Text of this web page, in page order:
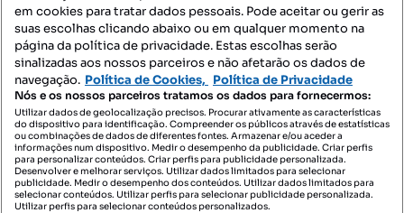
Tipologia
Preço por metro quadrado
Destacado
Century21 Cardeira & Costa 3
Profissional
em cookies para tratar dados pessoais. Pode aceitar ou gerir as
suas escolhas clicando abaixo ou em qualquer momento na
página da política de privacidade. Estas escolhas serão
sinalizadas aos nossos parceiros e não afetarão os dados de
navegação. Política de Cookies, Política de Privacidade
Nós e os nossos parceiros tratamos os dados para fornecermos:
Utilizar dados de geolocalização precisos. Procurar ativamente as características
do dispositivo para identificação. Compreender os públicos através de estatísticas
ou combinações de dados de diferentes fontes. Armazenar e/ou aceder a
informações num dispositivo. Medir o desempenho da publicidade. Criar perfis
para personalizar conteúdos. Criar perfis para publicidade personalizada.
Desenvolver e melhorar serviços. Utilizar dados limitados para selecionar
publicidade. Medir o desempenho dos conteúdos. Utilizar dados limitados para
selecionar conteúdos. Utilizar perfis para selecionar publicidade personalizada.
Utilizar perfis para selecionar conteúdos personalizados.